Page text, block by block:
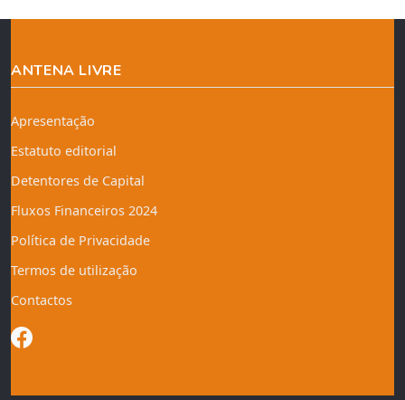
ANTENA LIVRE
Apresentação
Estatuto editorial
Detentores de Capital
Fluxos Financeiros 2024
Política de Privacidade
Termos de utilização
Contactos